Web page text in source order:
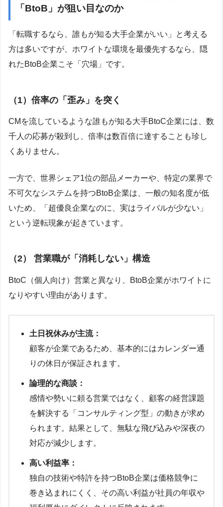
「BtoB」が狙い目なのか
「転職するなら、誰もが知る大手企業がいい」と考える
方は多いですが、ホワイトな環境を最優先するなら、隠
れたBtoB企業こそ「穴場」です。
（1）倍率の「歪み」を突く
CMを流しているような誰もが知る大手BtoC企業には、数
千人の応募が殺到し、倍率は数百倍に達することも珍し
くありません。
一方で、世界シェア1位の部品メーカーや、特定の業界で
不可欠なシステムを持つBtoB企業は、一般の知名度が低
いため、「超優良企業なのに、実はライバルが少ない」
という逆転現象が起きています。
（2） 営業職が「消耗しない」構造
BtoC（個人向け）営業と異なり、BtoB企業がホワイトに
なりやすい理由があります。
土日祝休みが主流：
顧客が企業であるため、基本的にはカレンダー通
りの休日が保証されます。
論理的な商談：
感情や勢いに頼る営業ではなく、顧客の経営課題
を解決する「コンサルティング型」の動きが求め
られます。結果として、無駄な飛び込みや深夜の
対応が減少します。
高い利益率：
独自の技術や特許を持つBtoB企業は価格競争に
巻き込まれにくく、その高い利益が社員の年収や